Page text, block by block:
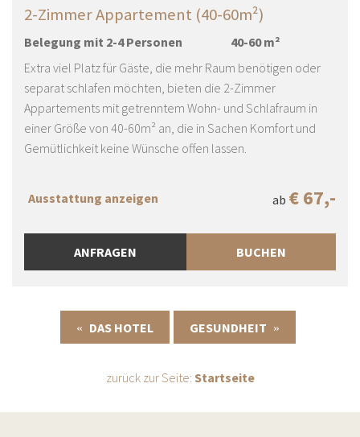
2-Zimmer Appartement (40-60m²)
Belegung mit 2-4 Personen 40-60 m²
Extra viel Platz für Gäste, die mehr Raum benötigen oder
separat schlafen möchten, bieten die 2-Zimmer
Appartements mit getrenntem Wohn- und Schlafraum in
einer Größe von 40-60m² an, die in Sachen Komfort und
Gemütlichkeit keine Wünsche offen lassen.
Ausstattung anzeigen ab € 67,-
ANFRAGEN BUCHEN
« DAS HOTEL GESUNDHEIT »
zurück zur Seite: Startseite